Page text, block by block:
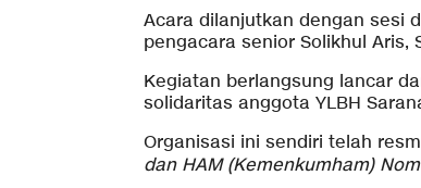
Acara dilanjutkan dengan sesi
pengacara senior Solikhul Aris,
Kegiatan berlangsung lancar
solidaritas anggota YLBH
Organisasi ini sendiri telah
dan HAM (Kemenkumham)